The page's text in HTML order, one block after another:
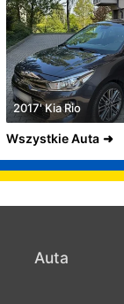
2017' Kia Rio
Wszystkie Auta
Auta